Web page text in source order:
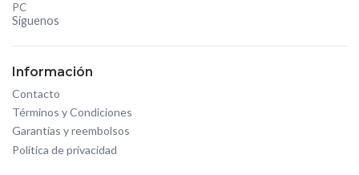
PC
Síguenos
Información
Contacto
Términos y Condiciones
Garantías y reembolsos
Política de privacidad